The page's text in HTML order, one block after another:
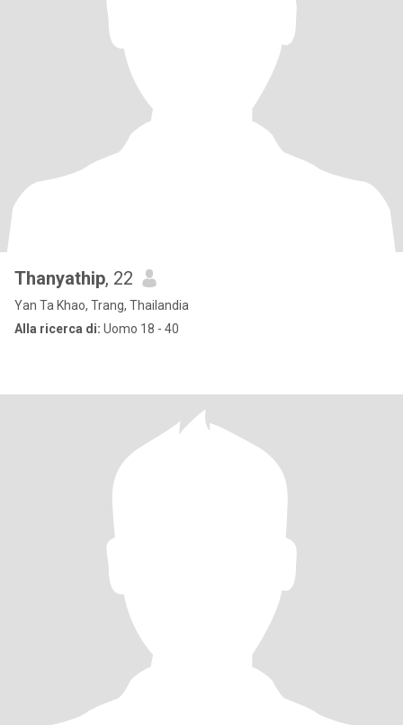
Thanyathip, 22
Yan Ta Khao, Trang, Thailandia
Alla ricerca di: Uomo 18 - 40